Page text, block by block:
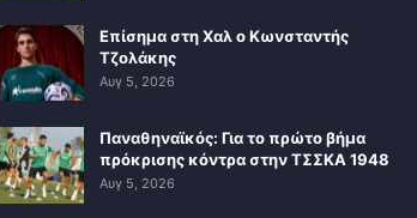
Επίσημα στη Χαλ ο Κωνσταντής
Τζολάκης
Αυγ 5, 2026
Παναθηναϊκός: Για το πρώτο βήμα
πρόκρισης κόντρα στην ΤΣΣΚΑ 1948
Αυγ 5, 2026